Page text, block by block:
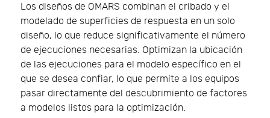
Los diseños de OMARS combinan el cribado y el
modelado de superficies de respuesta en un solo
diseño, lo que reduce significativamente el número
de ejecuciones necesarias. Optimizan la ubicación
de las ejecuciones para el modelo específico en el
que se desea confiar, lo que permite a los equipos
pasar directamente del descubrimiento de factores
a modelos listos para la optimización.